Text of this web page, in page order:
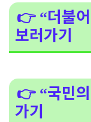
👉 “더불
보러가기
👉 “국민
가기